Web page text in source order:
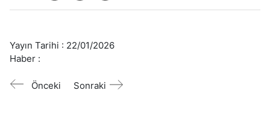
Yayın Tarihi : 22/01/2026
Haber :
Önceki Sonraki